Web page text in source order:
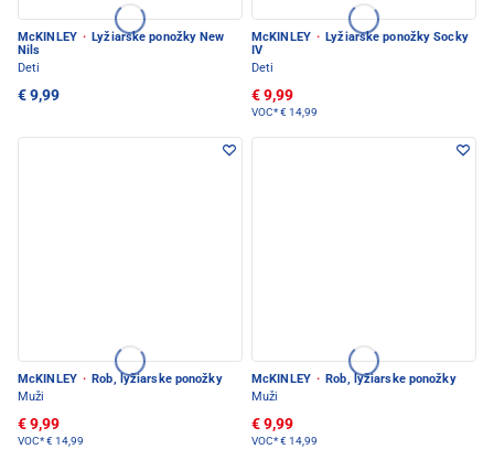
McKINLEY · Lyžiarske ponožky New
Nils
Deti
€ 9,99
McKINLEY · Lyžiarske ponožky Socky
IV
Deti
€ 9,99
VOC*€ 14,99
McKINLEY · Rob, lyžiarske ponožky
Muži
€ 9,99
VOC*€ 14,99
McKINLEY · Rob, lyžiarske ponožky
Muži
€ 9,99
VOC*€ 14,99